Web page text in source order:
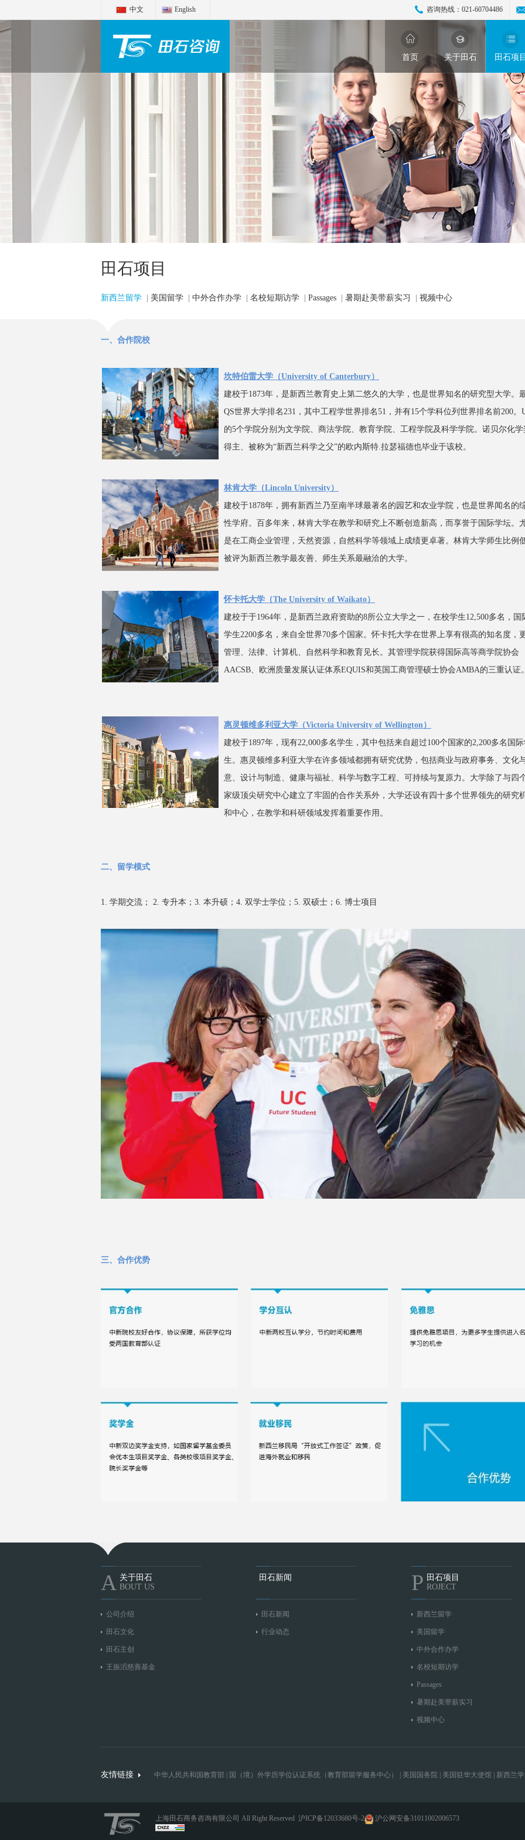
中文 English 咨询热线： 021-60704486
首页 关于田石 田石项
田石项目
新西兰留学 美国留学 中外合作办学 名校短期访学 Passages 暑期赴美带薪实习 视频中心
一、合作院校
坎特伯雷大学（University of Canterbury）
建校于1873年，是新西兰教育史上第二悠久的大学，也是世界知名的研究型大学。
QS世界大学排名231，其中工程学世界排名51，并有15个学科位列世界排名前200。
的5个学院分别为文学院、商法学院、教育学院、工程学院及科学学院。诺贝尔化学
得主、被称为“新西兰科学之父”的欧内斯特.拉瑟福德也毕业于该校。
林肯大学（Lincoln University）
建校于1878年，拥有新西兰乃至南半球最著名的园艺和农业学院，也是世界闻名的
性学府。百多年来，林肯大学在教学和研究上不断创造新高，而享誉于国际学坛。
是在工商企业管理，天然资源，自然科学等领域上成绩更卓著。林肯大学师生比例
被评为新西兰教学最友善、师生关系最融洽的大学。
怀卡托大学（The University of Waikato）
建校于于1964年，是新西兰政府资助的8所公立大学之一，在校学生12,500多名，国
学生2200多名，来自全世界70多个国家。怀卡托大学在世界上享有很高的知名度，
管理、法律、计算机、自然科学和教育见长。其管理学院获得国际高等商学院协会
AACSB、欧洲质量发展认证体系EQUIS和英国工商管理硕士协会AMBA的三重认证
惠灵顿维多利亚大学（Victoria University of Wellington）
建校于1897年，现有22,000多名学生，其中包括来自超过100个国家的2,200多名国
生。惠灵顿维多利亚大学在许多领域都拥有研究优势，包括商业与政府事务、文化
意、设计与制造、健康与福祉、科学与数字工程、可持续与复原力。大学除了与四
家级顶尖研究中心建立了牢固的合作关系外，大学还设有四十多个世界领先的研究
和中心，在教学和科研领域发挥着重要作用。
二、留学模式
1. 学期交流； 2. 专升本；3. 本升硕；4. 双学士学位；5. 双硕士；6. 博士项目
三、 合作优势
A 关于田石
BOUT US
公司介绍
田石文化
田石主创
王振滔慈善基金
田石新闻
田石新闻
行业动态
P 田石项目
ROJECT
新西兰留学
美国留学
中外合作办学
名校短期访学
Passages
暑期赴美带薪实习
视频中心
友情链接 中华人民共和国教育部 国（境）外学历学位认证系统（教育部留学服务中心） 美国国务院 美国驻华大使馆 新西兰
上海田石商务咨询有限公司 All Right Reserved 沪ICP备12033680号-2 沪公网安备31011002006573